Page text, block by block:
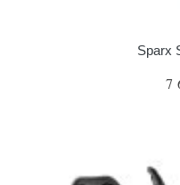
Sparx
7